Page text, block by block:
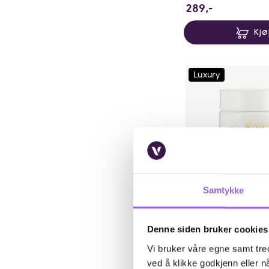
Samtykke
Denne siden bruker cookies
Vi bruker våre egne samt
ved å klikke godkjenn eller
289,-
Luxury
Karakter:
(26)
4.5 av 5
Elizabeth Arden
Cream 400ml
På lager på Vita.no